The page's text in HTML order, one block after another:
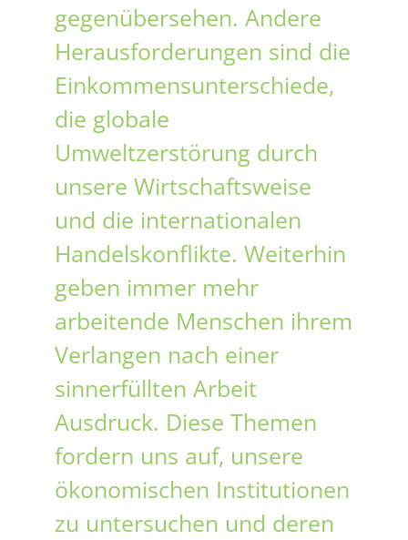
gegenübersehen. Andere
Herausforderungen sind die
Einkommensunterschiede,
die globale
Umweltzerstörung durch
unsere Wirtschaftsweise
und die internationalen
Handelskonflikte. Weiterhin
geben immer mehr
arbeitende Menschen ihrem
Verlangen nach einer
sinnerfüllten Arbeit
Ausdruck. Diese Themen
fordern uns auf, unsere
ökonomischen Institutionen
zu untersuchen und deren